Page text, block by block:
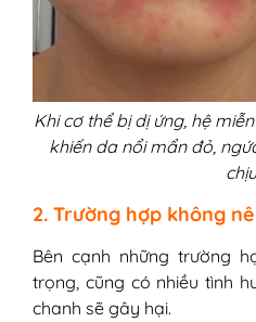
Khi cơ thể bị dị ứng, hệ
khiến da nổi mẩn đỏ,
2. Trường hợp không
Bên cạnh những trường
trọng, cũng có nhiều tình
chanh sẽ gây hại.